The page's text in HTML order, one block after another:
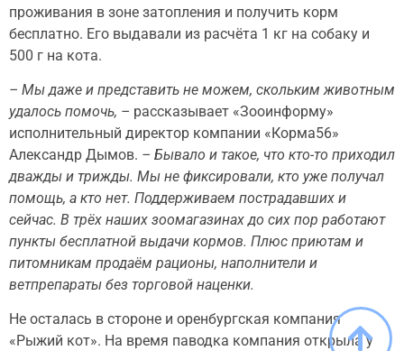
проживания в зоне затопления и получить корм
бесплатно. Его выдавали из расчёта 1 кг на собаку и
500 г на кота.
– Мы даже и представить не можем, скольким животным
удалось помочь, – рассказывает «Зооинформу»
исполнительный директор компании «Корма56»
Александр Дымов. – Бывало и такое, что кто-то приходил
дважды и трижды. Мы не фиксировали, кто уже получал
помощь, а кто нет. Поддерживаем пострадавших и
сейчас. В трёх наших зоомагазинах до сих пор работают
пункты бесплатной выдачи кормов. Плюс приютам и
питомникам продаём рационы, наполнители и
ветпрепараты без торговой наценки.
Не осталась в стороне и оренбургская компания
«Рыжий кот». На время паводка компания открыла у